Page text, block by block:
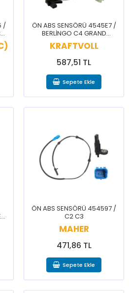
/
ÖN ABS SENSÖRÜ 4545E7 /
BERLİNGO C4 GRAND
PİCASSO C4 PİCASSO
PARTNER
KRAFTVOLL
587,51 TL
Sepete Ekle
ÖN ABS SENSÖRÜ 454597 /
C2 C3
MAHER
471,86 TL
Sepete Ekle